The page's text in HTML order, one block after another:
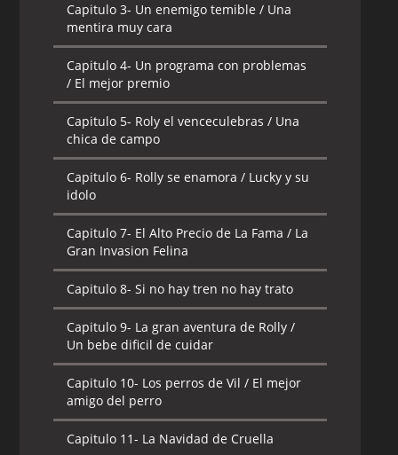
Capitulo 3- Un enemigo temible / Una
mentira muy cara
Capitulo 4- Un programa con problemas
/ El mejor premio
Capitulo 5- Roly el venceculebras / Una
chica de campo
Capitulo 6- Rolly se enamora / Lucky y su
idolo
Capitulo 7- El Alto Precio de La Fama / La
Gran Invasion Felina
Capitulo 8- Si no hay tren no hay trato
Capitulo 9- La gran aventura de Rolly /
Un bebe dificil de cuidar
Capitulo 10- Los perros de Vil / El mejor
amigo del perro
Capitulo 11- La Navidad de Cruella